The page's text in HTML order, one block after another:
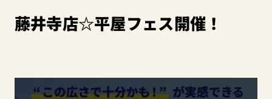
藤井寺店☆平屋フェス開催！